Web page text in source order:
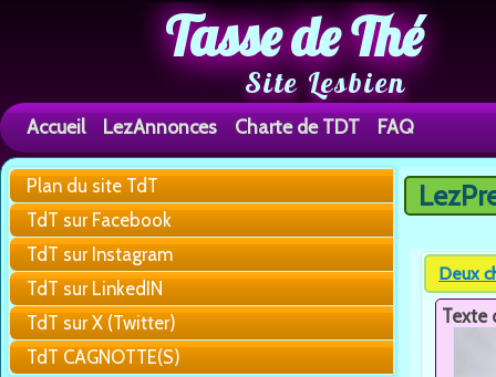
Tasse de Thé
Site Lesbien
Accueil LezAnnonces Charte de TDT FAQ
Plan du site TdT
TdT sur Facebook
TdT sur Instagram
TdT sur LinkedIN
TdT sur X (Twitter)
TdT CAGNOTTE(S)
Vous
Deux
Texte